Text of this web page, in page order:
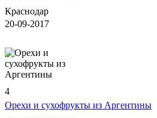
Краснодар
20-09-2017
4
Орехи и сухофрукты из Аргентины